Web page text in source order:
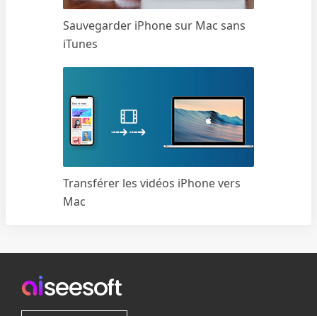
Sauvegarder iPhone sur Mac sans
iTunes
Transférer les vidéos iPhone vers
Mac